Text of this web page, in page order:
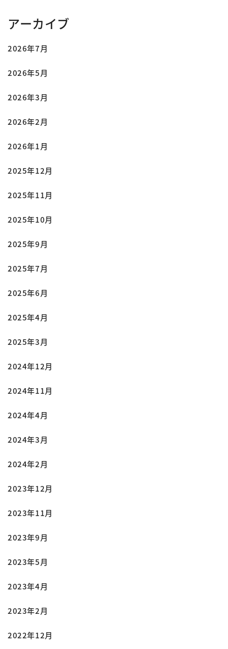
アーカイブ
2026年7月
2026年5月
2026年3月
2026年2月
2026年1月
2025年12月
2025年11月
2025年10月
2025年9月
2025年7月
2025年6月
2025年4月
2025年3月
2024年12月
2024年11月
2024年4月
2024年3月
2024年2月
2023年12月
2023年11月
2023年9月
2023年5月
2023年4月
2023年2月
2022年12月